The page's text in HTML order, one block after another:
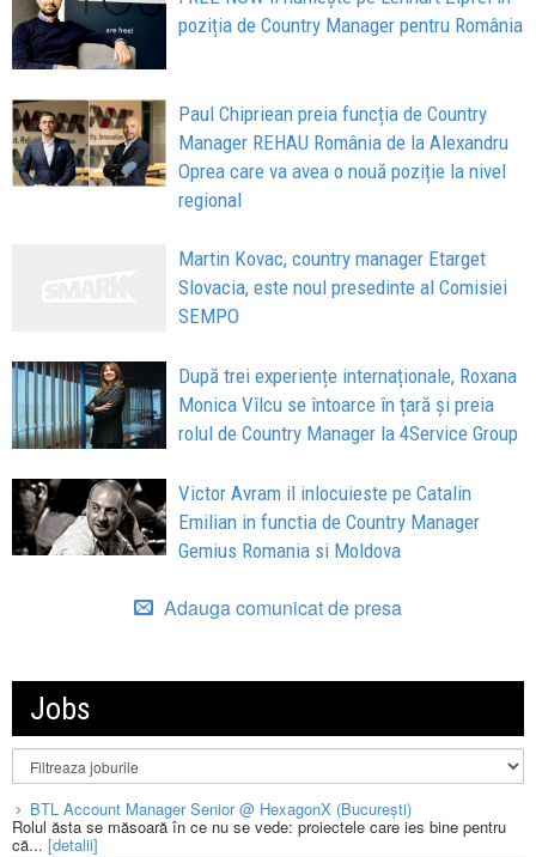
poziția de Country Manager pentru România
Paul Chipriean preia funcția de Country
Manager REHAU România de la Alexandru
Oprea care va avea o nouă poziție la nivel
regional
Martin Kovac, country manager Etarget
Slovacia, este noul presedinte al Comisiei
SEMPO
După trei experiențe internaționale, Roxana
Monica Vîlcu se întoarce în țară și preia
rolul de Country Manager la 4Service Group
Victor Avram il inlocuieste pe Catalin
Emilian in functia de Country Manager
Gemius Romania si Moldova
Adauga comunicat de presa
Jobs
BTL Account Manager Senior @ HexagonX (București)
Rolul ăsta se măsoară în ce nu se vede: proiectele care ies bine pentru
că... [detalii]